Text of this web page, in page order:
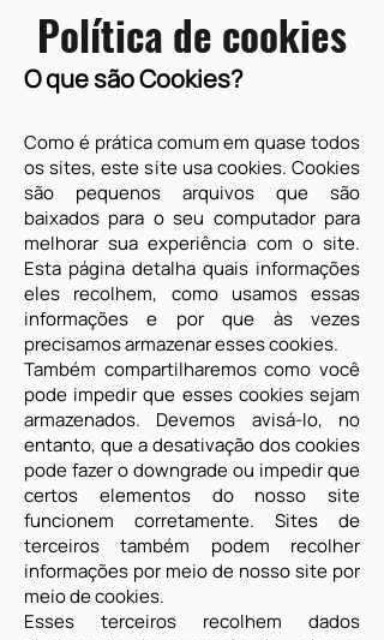
Política de cookies
O que são Cookies?
Como é prática comum em quase todos
os sites, este site usa cookies. Cookies
são pequenos arquivos que são
baixados para o seu computador para
melhorar sua experiência com o site.
Esta página detalha quais informações
eles recolhem, como usamos essas
informações e por que às vezes
precisamos armazenar esses cookies.
Também compartilharemos como você
pode impedir que esses cookies sejam
armazenados. Devemos avisá-lo, no
entanto, que a desativação dos cookies
pode fazer o downgrade ou impedir que
certos elementos do nosso site
funcionem corretamente. Sites de
terceiros também podem recolher
informações por meio de nosso site por
meio de cookies.
Esses terceiros recolhem dados